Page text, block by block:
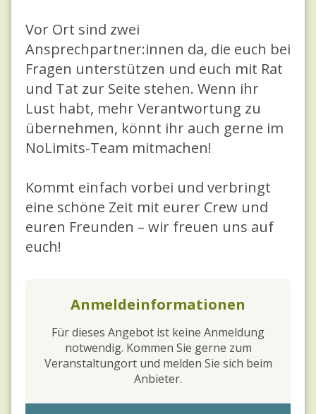
Vor Ort sind zwei
Ansprechpartner:innen da, die euch bei
Fragen unterstützen und euch mit Rat
und Tat zur Seite stehen. Wenn ihr
Lust habt, mehr Verantwortung zu
übernehmen, könnt ihr auch gerne im
NoLimits-Team mitmachen!
Kommt einfach vorbei und verbringt
eine schöne Zeit mit eurer Crew und
euren Freunden – wir freuen uns auf
euch!
Anmeldeinformationen
Für dieses Angebot ist keine Anmeldung
notwendig. Kommen Sie gerne zum
Veranstaltungort und melden Sie sich beim
Anbieter.